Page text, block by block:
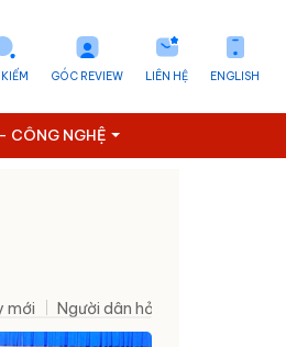
ENGLISH
LIÊN HỆ
GÓC REVIEW
CÔNG NGHỆ
mới Người dân hỏi – Cơ quan nhà